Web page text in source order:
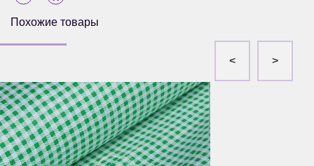
Похожие товары